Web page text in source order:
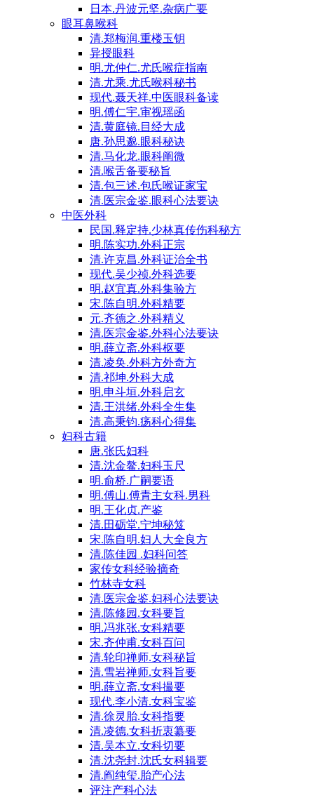
日本.丹波元坚.杂病广要
眼耳鼻喉科
清.郑梅润.重楼玉钥
异授眼科
明.尤仲仁.尤氏喉症指南
清.尤乘.尤氏喉科秘书
现代.聂天祥.中医眼科备读
明.傅仁宇.审视瑶函
清.黄庭镜.目经大成
唐.孙思邈.眼科秘诀
清.马化龙.眼科阐微
清.喉舌备要秘旨
清.包三述.包氏喉证家宝
清.医宗金鉴.眼科心法要诀
中医外科
民国.释定持.少林真传伤科秘方
明.陈实功.外科正宗
清.许克昌.外科证治全书
现代.吴少祯.外科选要
明.赵宜真.外科集验方
宋.陈自明.外科精要
元.齐德之.外科精义
清.医宗金鉴.外科心法要诀
明.薛立斋.外科枢要
清.凌奂.外科方外奇方
清.祁坤.外科大成
明.申斗垣.外科启玄
清.王洪绪.外科全生集
清.高秉钧.疡科心得集
妇科古籍
唐.张氏妇科
清.沈金鳌.妇科玉尺
明.俞桥.广嗣要语
明.傅山.傅青主女科.男科
明.王化贞.产鉴
清.田砺堂.宁坤秘笈
宋.陈自明.妇人大全良方
清.陈佳园 .妇科问答
家传女科经验摘奇
竹林寺女科
清.医宗金鉴.妇科心法要诀
清.陈修园.女科要旨
明.冯兆张.女科精要
宋.齐仲甫.女科百问
清.轮印禅师.女科秘旨
清.雪岩禅师.女科旨要
明.薛立斋.女科撮要
现代.李小清.女科宝鉴
清.徐灵胎.女科指要
清.凌德.女科折衷纂要
清.吴本立.女科切要
清.沈尧封.沈氏女科辑要
清.阎纯玺.胎产心法
评注产科心法